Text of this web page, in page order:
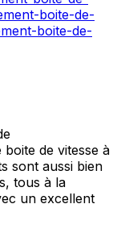
boite-de-
boite-de-
de vitesse à
sont aussi bien
tous à la
un excellent